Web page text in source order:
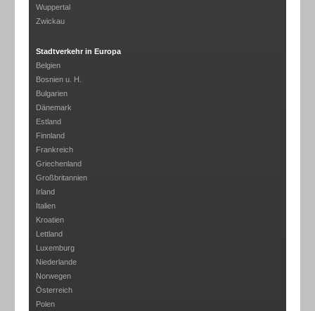
Wuppertal
Zwickau
Stadtverkehr in Europa
Belgien
Bosnien u. H.
Bulgarien
Dänemark
Estland
Finnland
Frankreich
Griechenland
Großbritannien
Irland
Italien
Kroatien
Lettland
Luxemburg
Niederlande
Norwegen
Österreich
Polen